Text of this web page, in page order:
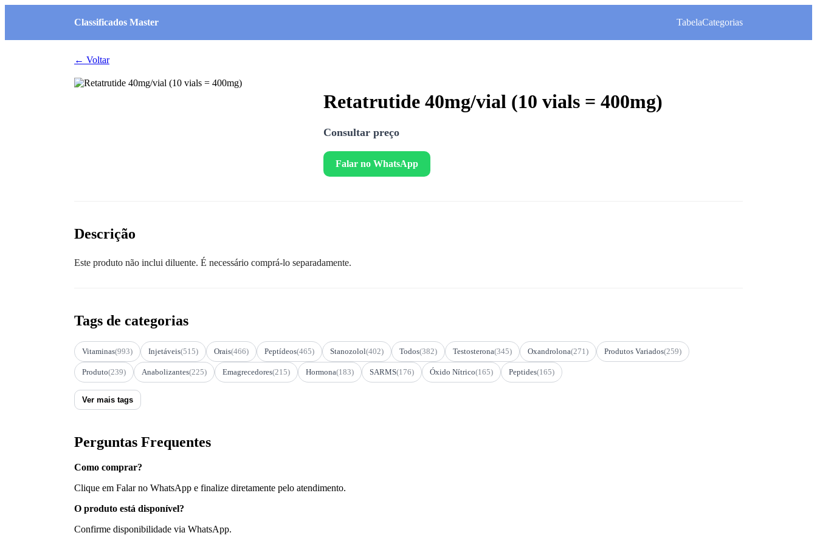
Classificados Master TabelaCategorias
← Voltar
Retatrutide 40mg/vial (10 vials = 400mg)
Consultar preço
Falar no WhatsApp
Descrição
Este produto não inclui diluente. É necessário comprá-lo separadamente.
Tags de categorias
Vitaminas(993) Injetáveis(515) Orais(466) Peptídeos(465) Stanozolol(402) Todos(382) Testosterona(345) Oxandrolona(271) Produtos Variados(259)
Produto(239) Anabolizantes(225) Emagrecedores(215) Hormona(183) SARMS(176) Óxido Nítrico(165) Peptides(165)
Ver mais tags
Perguntas Frequentes
Como comprar?
Clique em Falar no WhatsApp e finalize diretamente pelo atendimento.
O produto está disponível?
Confirme disponibilidade via WhatsApp.